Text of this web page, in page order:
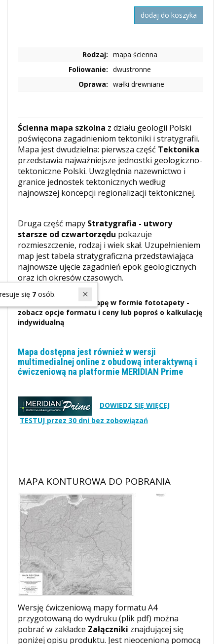
dodaj do koszyka
Rodzaj: mapa ścienna
Foliowanie: dwustronne
Oprawa: wałki drewniane
Ścienna mapa szkolna z działu geologii Polski
poświęcona zagadnieniom tektoniki i stratygrafii.
Mapa jest dwudzielna: pierwsza część Tektonika
przedstawia najważniejsze jednostki geologiczno-
tektoniczne Polski. Uwzględnia nazewnictwo i
granice jednostek tektonicznych według
najnowszej koncepcji regionalizacji tektonicznej.
Druga część mapy Stratygrafia - utwory
starsze od czwartorzędu pokazuje
rozmieszczenie, rodzaj i wiek skał. Uzupełnieniem
map jest tabela stratygraficzna przedstawiająca
najnowsze ujęcie zagadnień epok geologicznych
oraz ich okresów czasowych.
Możesz zamówić tę mapę w formie fototapety -
zobacz opcje formatu i ceny lub poproś o kalkulację
indywidualną
Mapa dostępna jest również w wersji
multimedialnej online z obudową interaktywną i
ćwiczeniową na platformie MERIDIAN Prime
DOWIEDZ SIĘ WIĘCEJ
TESTUJ przez 30 dni bez zobowiązań
MAPA KONTUROWA DO POBRANIA
Wersję ćwiczeniową mapy formatu A4
przygotowaną do wydruku (plik pdf) można
pobrać w zakładce Załączniki znajdującej się
poniżej opisu produktu. Jest nieocenioną pomocą
W ostatnich 7 dniach produktem interesuje się